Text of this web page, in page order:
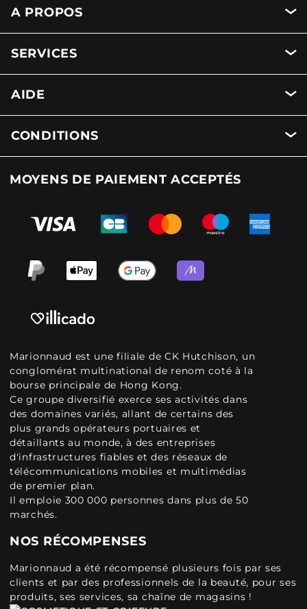
A PROPOS
SERVICES
AIDE
CONDITIONS
MOYENS DE PAIEMENT ACCEPTÉS
Marionnaud est une filiale de CK Hutchison, un
conglomérat multinational de renom coté à la
bourse principale de Hong Kong.
Ce groupe diversifié exerce ses activités dans
des domaines variés, allant de certains des
plus grands opérateurs portuaires et
détaillants au monde, à des entreprises
d'infrastructures fiables et des réseaux de
télécommunications mobiles et multimédias
de premier plan.
Il emploie 300 000 personnes dans plus de 50
marchés.
NOS RÉCOMPENSES
Marionnaud a été récompensé plusieurs fois par ses
clients et par des professionnels de la beauté, pour ses
produits, ses services, sa chaîne de magasins !